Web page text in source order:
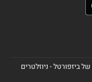
ביזפורטל - ניוזלטרים